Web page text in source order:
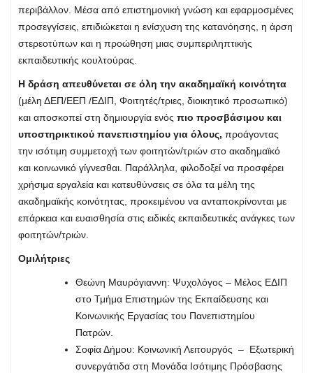
περιβάλλον. Μέσα από επιστημονική γνώση και εφαρμοσμένες
προσεγγίσεις, επιδιώκεται η ενίσχυση της κατανόησης, η άρση
στερεοτύπων και η προώθηση μιας συμπεριληπτικής
εκπαιδευτικής κουλτούρας.
Η δράση απευθύνεται σε όλη την ακαδημαϊκή κοινότητα
(μέλη ΔΕΠ/ΕΕΠ /ΕΔΙΠ, Φοιτητές/τριες, διοικητικό προσωπικό)
και αποσκοπεί στη δημιουργία ενός πιο προσβάσιμου και
υποστηρικτικού πανεπιστημίου για όλους, προάγοντας
την ισότιμη συμμετοχή των φοιτητών/τριών στο ακαδημαϊκό
και κοινωνικό γίγνεσθαι. Παράλληλα, φιλοδοξεί να προσφέρει
χρήσιμα εργαλεία και κατευθύνσεις σε όλα τα μέλη της
ακαδημαϊκής κοινότητας, προκειμένου να ανταποκρίνονται με
επάρκεια και ευαισθησία στις ειδικές εκπαιδευτικές ανάγκες των
φοιτητών/τριών.
Ομιλήτριες
Θεώνη Μαυρόγιαννη: Ψυχολόγος – Mέλος ΕΔΙΠ
στο Τμήμα Επιστημών της Εκπαίδευσης και
Κοινωνικής Εργασίας του Πανεπιστημίου
Πατρών.
Σοφία Δήμου: Κοινωνική Λειτουργός – Εξωτερική
συνεργάτιδα στη Μονάδα Ισότιμης Πρόσβασης